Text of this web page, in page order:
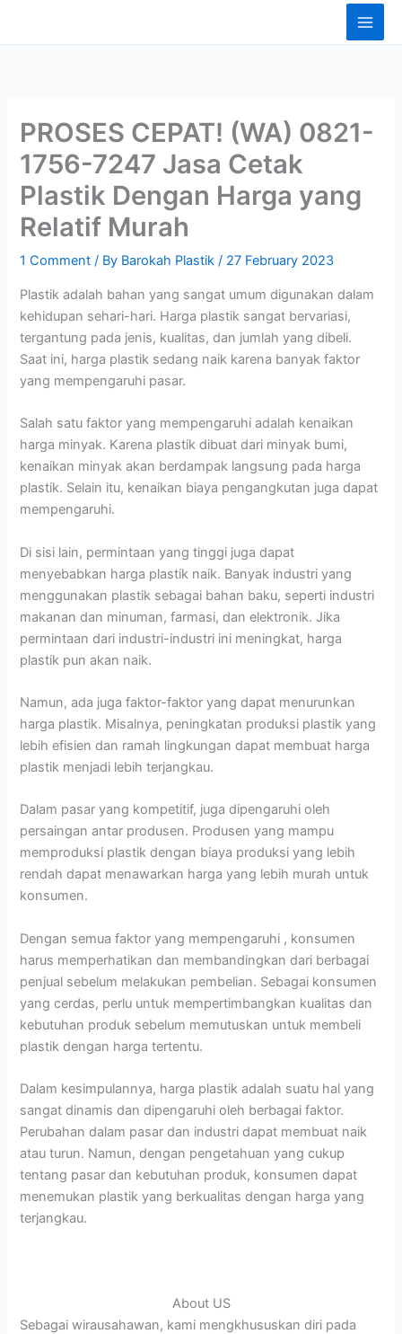
PROSES CEPAT! (WA) 0821-
1756-7247 Jasa Cetak
Plastik Dengan Harga yang
Relatif Murah
1 Comment / By Barokah Plastik/ 27 February 2023
Plastik adalah bahan yang sangat umum digunakan dalam
kehidupan sehari-hari. Harga plastik sangat bervariasi,
tergantung pada jenis, kualitas, dan jumlah yang dibeli.
Saat ini, harga plastik sedang naik karena banyak faktor
yang mempengaruhi pasar.
Salah satu faktor yang mempengaruhi adalah kenaikan
harga minyak. Karena plastik dibuat dari minyak bumi,
kenaikan minyak akan berdampak langsung pada harga
plastik. Selain itu, kenaikan biaya pengangkutan juga dapat
mempengaruhi.
Di sisi lain, permintaan yang tinggi juga dapat
menyebabkan harga plastik naik. Banyak industri yang
menggunakan plastik sebagai bahan baku, seperti industri
makanan dan minuman, farmasi, dan elektronik. Jika
permintaan dari industri-industri ini meningkat, harga
plastik pun akan naik.
Namun, ada juga faktor-faktor yang dapat menurunkan
harga plastik. Misalnya, peningkatan produksi plastik yang
lebih efisien dan ramah lingkungan dapat membuat harga
plastik menjadi lebih terjangkau.
Dalam pasar yang kompetitif, juga dipengaruhi oleh
persaingan antar produsen. Produsen yang mampu
memproduksi plastik dengan biaya produksi yang lebih
rendah dapat menawarkan harga yang lebih murah untuk
konsumen.
Dengan semua faktor yang mempengaruhi , konsumen
harus memperhatikan dan membandingkan dari berbagai
penjual sebelum melakukan pembelian. Sebagai konsumen
yang cerdas, perlu untuk mempertimbangkan kualitas dan
kebutuhan produk sebelum memutuskan untuk membeli
plastik dengan harga tertentu.
Dalam kesimpulannya, harga plastik adalah suatu hal yang
sangat dinamis dan dipengaruhi oleh berbagai faktor.
Perubahan dalam pasar dan industri dapat membuat naik
atau turun. Namun, dengan pengetahuan yang cukup
tentang pasar dan kebutuhan produk, konsumen dapat
menemukan plastik yang berkualitas dengan harga yang
terjangkau.
About US
Sebagai wirausahawan, kami mengkhususkan diri pada